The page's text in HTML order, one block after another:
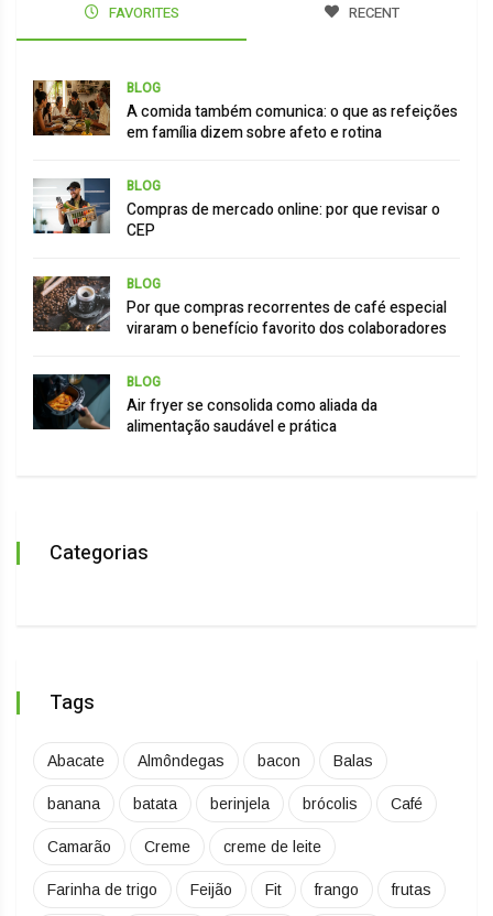
FAVORITES RECENT
BLOG
A comida também comunica: o que as refeições
em família dizem sobre afeto e rotina
BLOG
Compras de mercado online: por que revisar o
CEP
BLOG
Por que compras recorrentes de café especial
viraram o benefício favorito dos colaboradores
BLOG
Air fryer se consolida como aliada da
alimentação saudável e prática
Categorias
Tags
Abacate Almôndegas bacon Balas
banana batata berinjela brócolis Café
Camarão Creme creme de leite
Farinha de trigo Feijão Fit frango frutas